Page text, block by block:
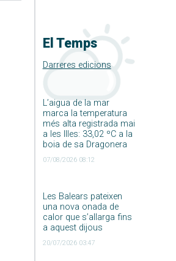
El Temps
Darreres edicions
L’aigua de la mar
marca la temperatura
més alta registrada mai
a les Illes: 33,02 ºC a la
boia de sa Dragonera
07/08/2026 08:12
Les Balears pateixen
una nova onada de
calor que s’allarga fins
a aquest dijous
20/07/2026 03:47